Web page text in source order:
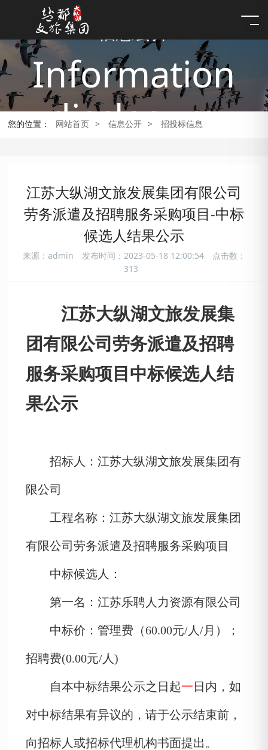
Information
disclosure
您的位置： 网站首页 > 信息公开 > 招投标信息
江苏大纵湖文旅发展集团有限公司
劳务派遣及招聘服务采购项目-中标
候选人结果公示
来源：admin 发布时间：2023-05-18 12:00:54
点击数：
313
江苏大纵湖文旅发展集
团有限公司劳务派遣及招聘
服务采购项目 中标候选人结
果公示
招标人：江苏大纵湖文旅发展集团有
限公司
工程名称：江苏大纵湖文旅发展集团
有限公司劳务派遣及招聘服务采购项目
中标候选人：
第一名：江苏乐聘人力资源有限公司
中标价：管理费（60.00元/人/月） ；
招聘费(0.00元/人)
自本中标结果公示之日起一 日内，如
对中标结果有异议的，请于公示结束前，
向招标人或招标代理机构书面提出。